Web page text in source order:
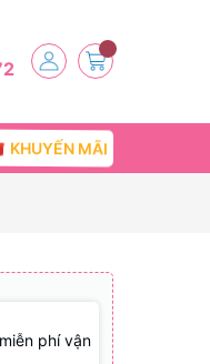
TỨC
KHUYẾN MÃI
phí vận